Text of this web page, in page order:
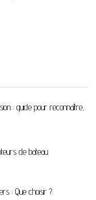
: guide pour reconnaître,
de bateau
: Que choisir ?